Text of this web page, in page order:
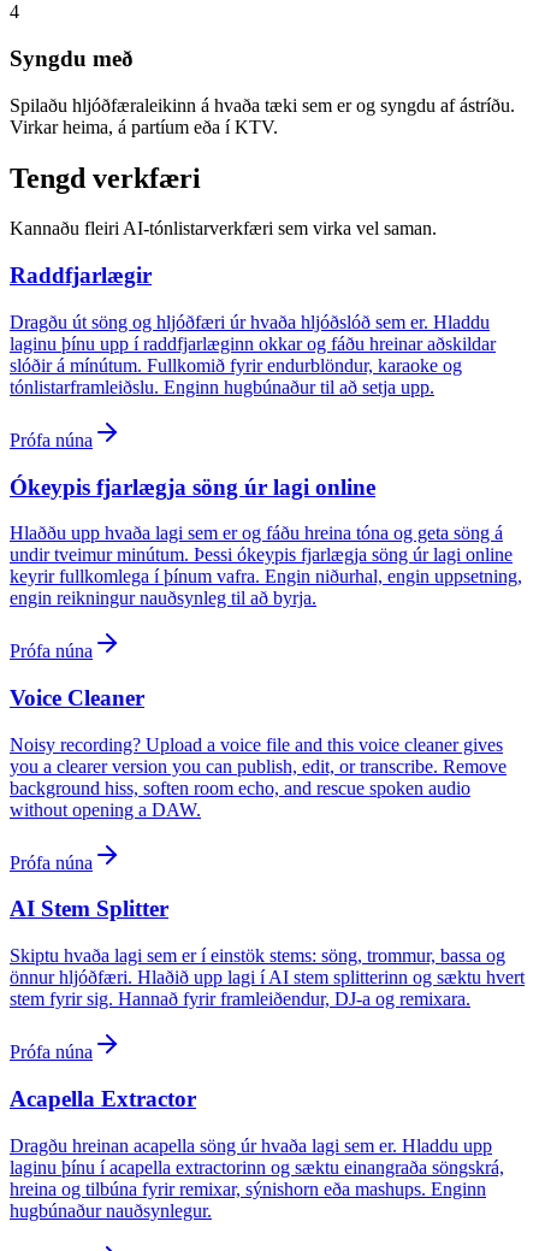
4
Syngdu með
Spilaðu hljóðfæraleikinn á hvaða tæki sem er og syngdu af ástríðu.
Virkar heima, á partíum eða í KTV.
Tengd verkfæri
Kannaðu fleiri AI-tónlistarverkfæri sem virka vel saman.
Raddfjarlægir
Dragðu út söng og hljóðfæri úr hvaða hljóðslóð sem er. Hladdu
laginu þínu upp í raddfjarlæginn okkar og fáðu hreinar aðskildar
slóðir á mínútum. Fullkomið fyrir endurblöndur, karaoke og
tónlistarframleiðslu. Enginn hugbúnaður til að setja upp.
Prófa núna
Ókeypis fjarlægja söng úr lagi online
Hlaððu upp hvaða lagi sem er og fáðu hreina tóna og geta söng á
undir tveimur minútum. Þessi ókeypis fjarlægja söng úr lagi online
keyrir fullkomlega í þínum vafra. Engin niðurhal, engin uppsetning,
engin reikningur nauðsynleg til að byrja.
Prófa núna
Voice Cleaner
Noisy recording? Upload a voice file and this voice cleaner gives
you a clearer version you can publish, edit, or transcribe. Remove
background hiss, soften room echo, and rescue spoken audio
without opening a DAW.
Prófa núna
AI Stem Splitter
Skiptu hvaða lagi sem er í einstök stems: söng, trommur, bassa og
önnur hljóðfæri. Hlaðið upp lagi í AI stem splitterinn og sæktu hvert
stem fyrir sig. Hannað fyrir framleiðendur, DJ-a og remixara.
Prófa núna
Acapella Extractor
Dragðu hreinan acapella söng úr hvaða lagi sem er. Hladdu upp
laginu þínu í acapella extractorinn og sæktu einangraða söngskrá,
hreina og tilbúna fyrir remixar, sýnishorn eða mashups. Enginn
hugbúnaður nauðsynlegur.